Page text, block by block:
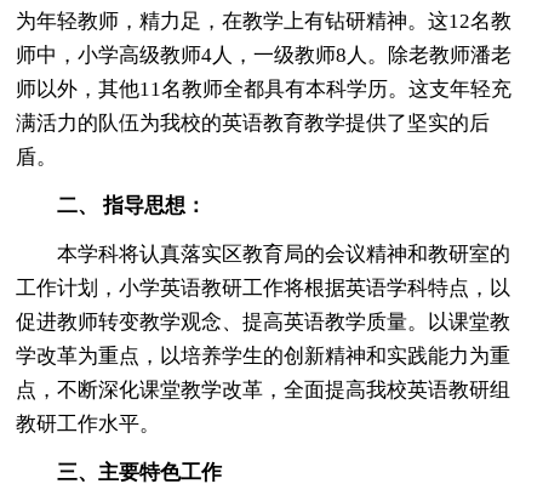
为年轻教师，精力足，在教学上有钻研精神。这12名教
师中，小学高级教师4人，一级教师8人。除老教师潘老
师以外，其他11名教师全都具有本科学历。这支年轻充
满活力的队伍为我校的英语教育教学提供了坚实的后
盾。
二、 指导思想：
本学科将认真落实区教育局的会议精神和教研室的
工作计划，小学英语教研工作将根据英语学科特点，以
促进教师转变教学观念、提高英语教学质量。以课堂教
学改革为重点，以培养学生的创新精神和实践能力为重
点，不断深化课堂教学改革，全面提高我校英语教研组
教研工作水平。
三、主要特色工作